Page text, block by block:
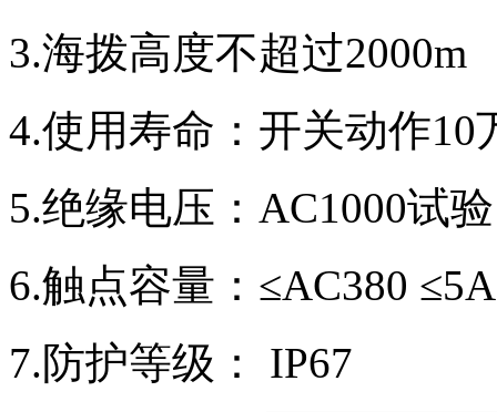
3.海拨高度不超过2000m
4.使用寿命：开关动作10
5.绝缘电压：AC1000试
6.触点容量：≤AC380 ≤5A
7.防护等级： IP67